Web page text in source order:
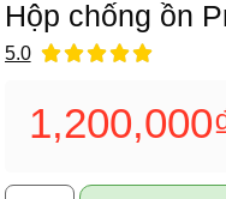
Hộp chống ồn
5.0 
1,200,000